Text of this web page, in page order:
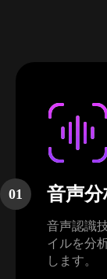
01 音声分
音声認識
イルを分
します。